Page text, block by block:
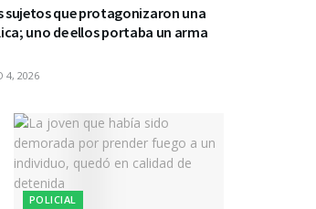
sujetos que protagonizaron una
uno de ellos portaba un arma
4, 2026
POLICIAL